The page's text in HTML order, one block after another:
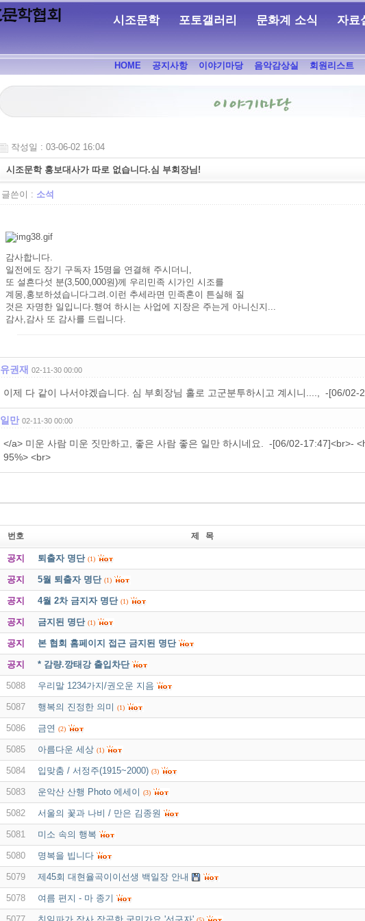
시조문학 포토갤러리 문화계 소식 자료
HOME 공지사항 이야기마당 음악감상실 회원리스트
작성일 : 03-06-02 16:04
시조문학 홍보대사가 따로 없습니다.심 부회장님!
글쓴이 : 소석
감사합니다.
일전에도 장기 구독자 15명을 연결해 주시더니,
또 설흔다섯 분(3,500,000원)께 우리민족 시가인 시조를
계몽,홍보하셨습니다그려.이런 추세라면 민족혼이 튼실해 질
것은 자명한 일입니다.행여 하시는 사업에 지장은 주는게 아니신지...
감사,감사 또 감사를 드립니다.
유권재 02-11-30 00:00
이제 다 같이 나서야겠습니다. 심 부회장님 홀로 고군분투하시고 계시니...., -[06/02-
일만 02-11-30 00:00
</a> 미운 사람 미운 짓만하고, 좋은 사람 좋은 일만 하시네요. -[06/02-17:47]<br>-
95%> <br>
번호 제 목
공지 퇴출자 명단 (1)
공지 5월 퇴출자 명단 (1)
공지 4월 2차 금지자 명단 (1)
공지 금지된 명단 (1)
공지 본 협회 홈페이지 접근 금지된 명단
공지 * 감량.깡태강 출입차단
5088 우리말 1234가지/권오운 지음
5087 행복의 진정한 의미 (1)
5086 금연 (2)
5085 아름다운 세상 (1)
5084 입맞춤 / 서정주(1915~2000) (3)
5083 운악산 산행 Photo 에세이 (3)
5082 서울의 꽃과 나비 / 만은 김종원
5081 미소 속의 행복
5080 명복을 빕니다
5079 제45회 대현율곡이이선생 백일장 안내
5078 여름 편지 - 마 종기